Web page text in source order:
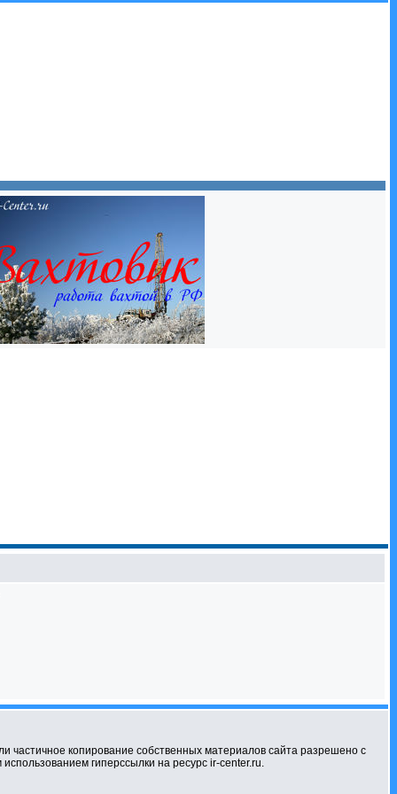
копирование собственных материалов сайта разрешено с
гиперссылки на ресурс ir-center.ru.